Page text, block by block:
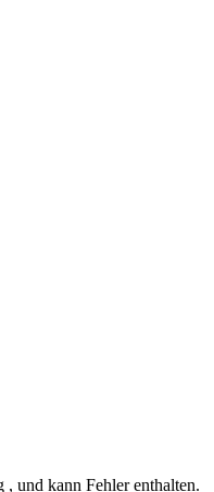
, und kann Fehler enthalten.